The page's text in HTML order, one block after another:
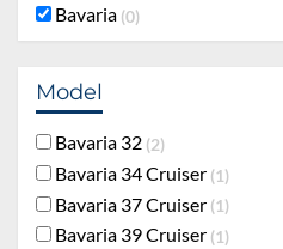
Bavaria 0
Model
Bavaria 32 2
Bavaria 34 Cruiser 1
Bavaria 37 Cruiser 1
Bavaria 39 Cruiser 1